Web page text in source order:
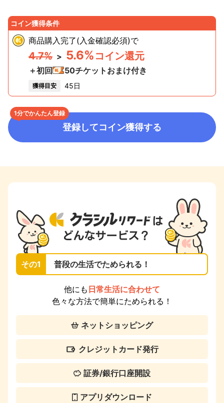
コイン獲得条件
商品購入完了(入金確認必須)で
4.7% > 5.6% コイン還元
＋初回 50チケットおまけ付き
獲得目安 45日
1分でかんたん登録
登録してコイン獲得する
その1 普段の生活でためられる！
他にも 日常生活に合わせて
色々な方法で簡単にためられる！
ネットショッピング
クレジットカード発行
証券/銀行口座開設
アプリダウンロード